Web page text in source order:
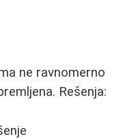
ne ravnomerno
Rešenja: